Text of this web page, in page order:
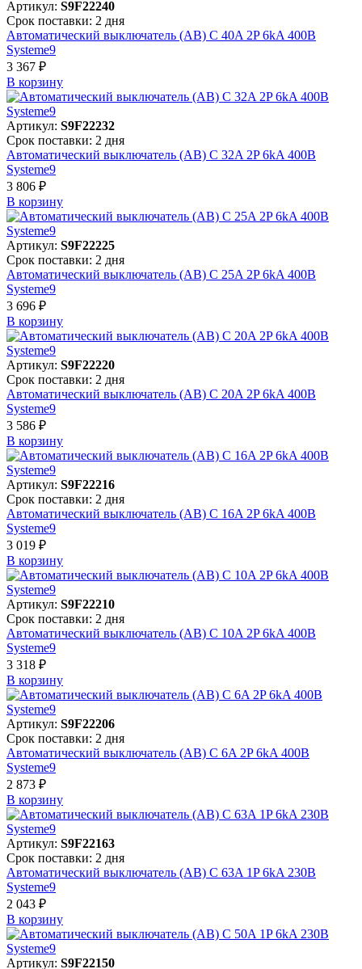
Артикул: S9F22240
Срок поставки: 2 дня
Автоматический выключатель (АВ) C 40A 2P 6kA 400В
Systeme9
3 367 ₽
В корзинy
Артикул: S9F22232
Срок поставки: 2 дня
Автоматический выключатель (АВ) C 32A 2P 6kA 400В
Systeme9
3 806 ₽
В корзинy
Артикул: S9F22225
Срок поставки: 2 дня
Автоматический выключатель (АВ) C 25A 2P 6kA 400В
Systeme9
3 696 ₽
В корзинy
Артикул: S9F22220
Срок поставки: 2 дня
Автоматический выключатель (АВ) C 20A 2P 6kA 400В
Systeme9
3 586 ₽
В корзинy
Артикул: S9F22216
Срок поставки: 2 дня
Автоматический выключатель (АВ) C 16A 2P 6kA 400В
Systeme9
3 019 ₽
В корзинy
Артикул: S9F22210
Срок поставки: 2 дня
Автоматический выключатель (АВ) C 10A 2P 6kA 400В
Systeme9
3 318 ₽
В корзинy
Артикул: S9F22206
Срок поставки: 2 дня
Автоматический выключатель (АВ) C 6A 2P 6kA 400В
Systeme9
2 873 ₽
В корзинy
Артикул: S9F22163
Срок поставки: 2 дня
Автоматический выключатель (АВ) C 63A 1P 6kA 230В
Systeme9
2 043 ₽
В корзинy
Артикул: S9F22150